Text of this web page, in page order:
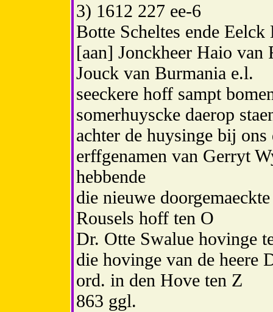
3) 1612 227 ee-6
Botte Scheltes ende Eelck
[aan] Jonckheer Haio van
Jouck van Burmania e.l.
seeckere hoff sampt
somerhuyscke daerop
achter de huysinge bij
erffgenamen van Gerryt
hebbende
die nieuwe
Rousels hoff ten O
Dr. Otte Swalue hovinge
die hovinge van de heere
ord. in den Hove ten Z
863 ggl.